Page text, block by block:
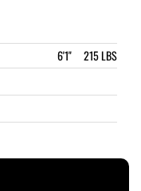
6'1" 215 LBS